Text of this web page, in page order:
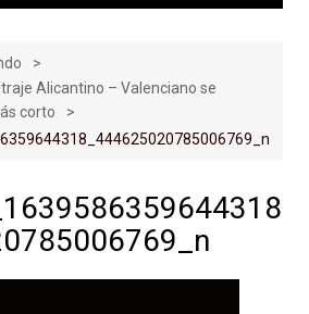
Alicantino – Valenciano se
corto